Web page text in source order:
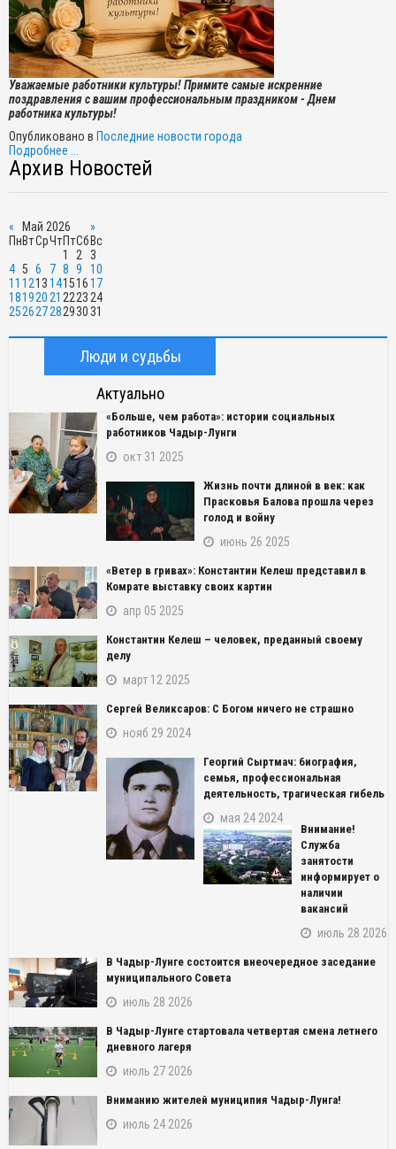
Уважаемые работники культуры! Примите самые искренние
поздравления с вашим профессиональным праздником - Днем
работника культуры!
Опубликовано в Последние новости города
Подробнее ...
Архив Новостей
« Май 2026
»
ПнВтСрЧтПтСбВс
1
2
3
4 5 6 7 8 9
10
11 121314151617
181920 21 2223 24
25262728293031
Люди и судьбы
Актуально
«Больше, чем работа»: истории социальных
работников Чадыр-Лунги
окт 31 2025
Жизнь почти длиной в век: как
Прасковья Балова прошла через
голод и войну
июнь 26 2025
«Ветер в гривах»: Константин Келеш представил в
Комрате выставку своих картин
апр 05 2025
Константин Келеш – человек, преданный своему
делу
март 12 2025
Сергей Великсаров: С Богом ничего не страшно
нояб 29 2024
Георгий Сыртмач: биография,
семья, профессиональная
деятельность, трагическая гибель
мая 24 2024
Внимание!
Служба
занятости
информирует о
наличии
вакансий
июль 28 2026
В Чадыр-Лунге состоится внеочередное заседание
муниципального Совета
июль 28 2026
В Чадыр-Лунге стартовала четвертая смена летнего
дневного лагеря
июль 27 2026
Вниманию жителей муниципия Чадыр-Лунга!
июль 24 2026